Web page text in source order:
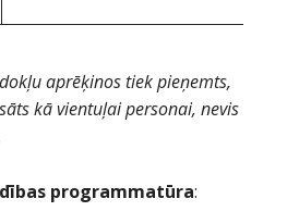
aprēķinos tiek pieņemts,
kā vientuļai personai, nevis
programmatūra: